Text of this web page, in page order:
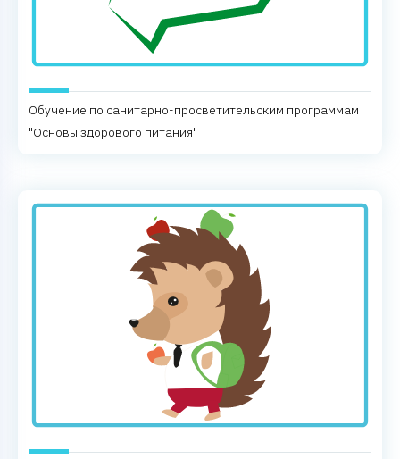
Обучение по санитарно-просветительским программам
"Основы здорового питания"